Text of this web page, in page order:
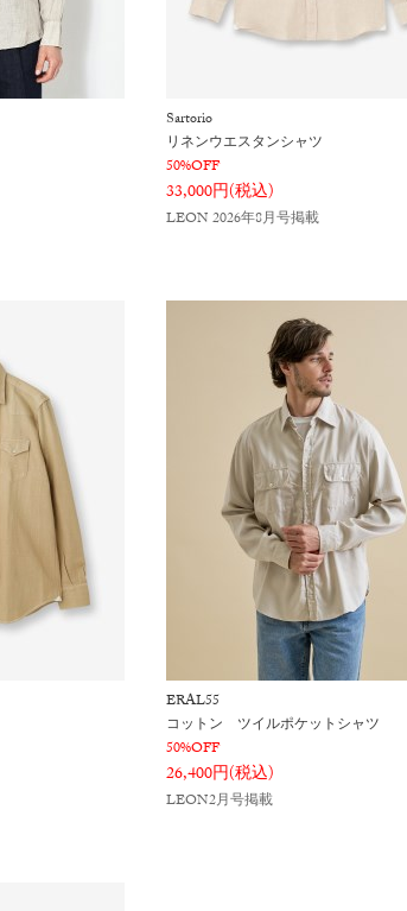
Sartorio
リネンウエスタンシャツ
50%OFF
33,000円(税込)
LEON 2026年8月号掲載
ERAL55
コットン ツイルポケットシャツ
50%OFF
26,400円(税込)
LEON2月号掲載